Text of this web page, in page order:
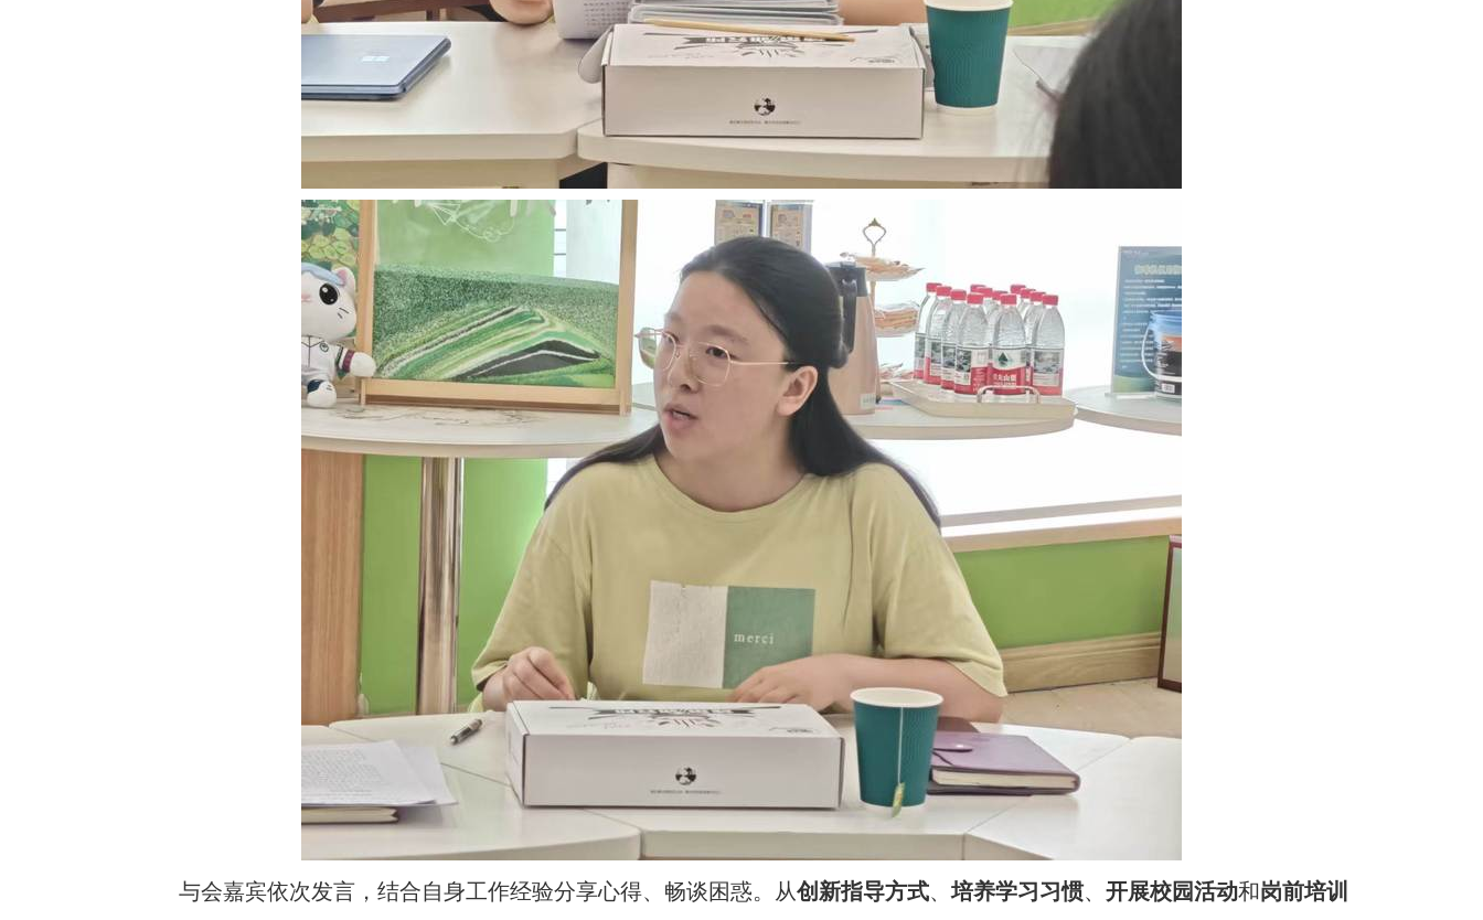
与会嘉宾依次发言，结合自身工作经验分享心得、畅谈困惑。 从创新指导方式、培养学习习惯、 开展校园活动和岗前培训